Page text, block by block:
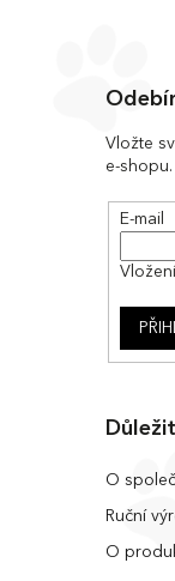
Vložte
e-shopu.
E-mail
O
Ruční
O